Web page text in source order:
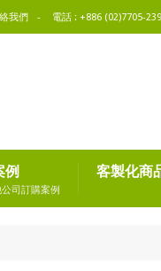
我們 電話 : +886 (02)7705-
例
司訂購案例
客製化商